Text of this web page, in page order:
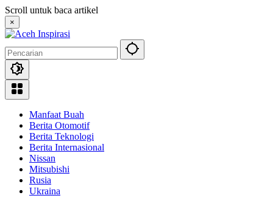
Langsung
ke
konten
Scroll untuk baca artikel
×
Manfaat Buah
Berita Otomotif
Berita Teknologi
Berita Internasional
Nissan
Mitsubishi
Rusia
Ukraina